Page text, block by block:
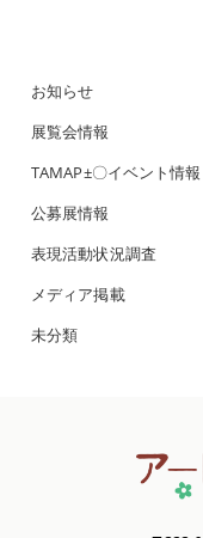
お知らせ
展覧会情報
TAMAP±〇イベント情報
公募展情報
表現活動状況調査
メディア掲載
未分類